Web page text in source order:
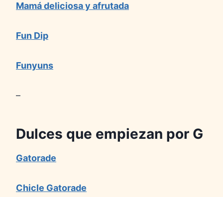
Mamá deliciosa y afrutada
Fun Dip
Funyuns
–
Dulces que empiezan por G
Gatorade
Chicle Gatorade